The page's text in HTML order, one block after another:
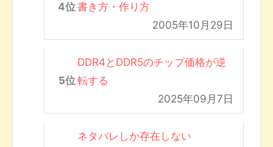
書き方・作り方
2005年10月29日
DDR4とDDR5のチップ価格が逆
転する
2025年09月7日
ネタバレしか存在しない